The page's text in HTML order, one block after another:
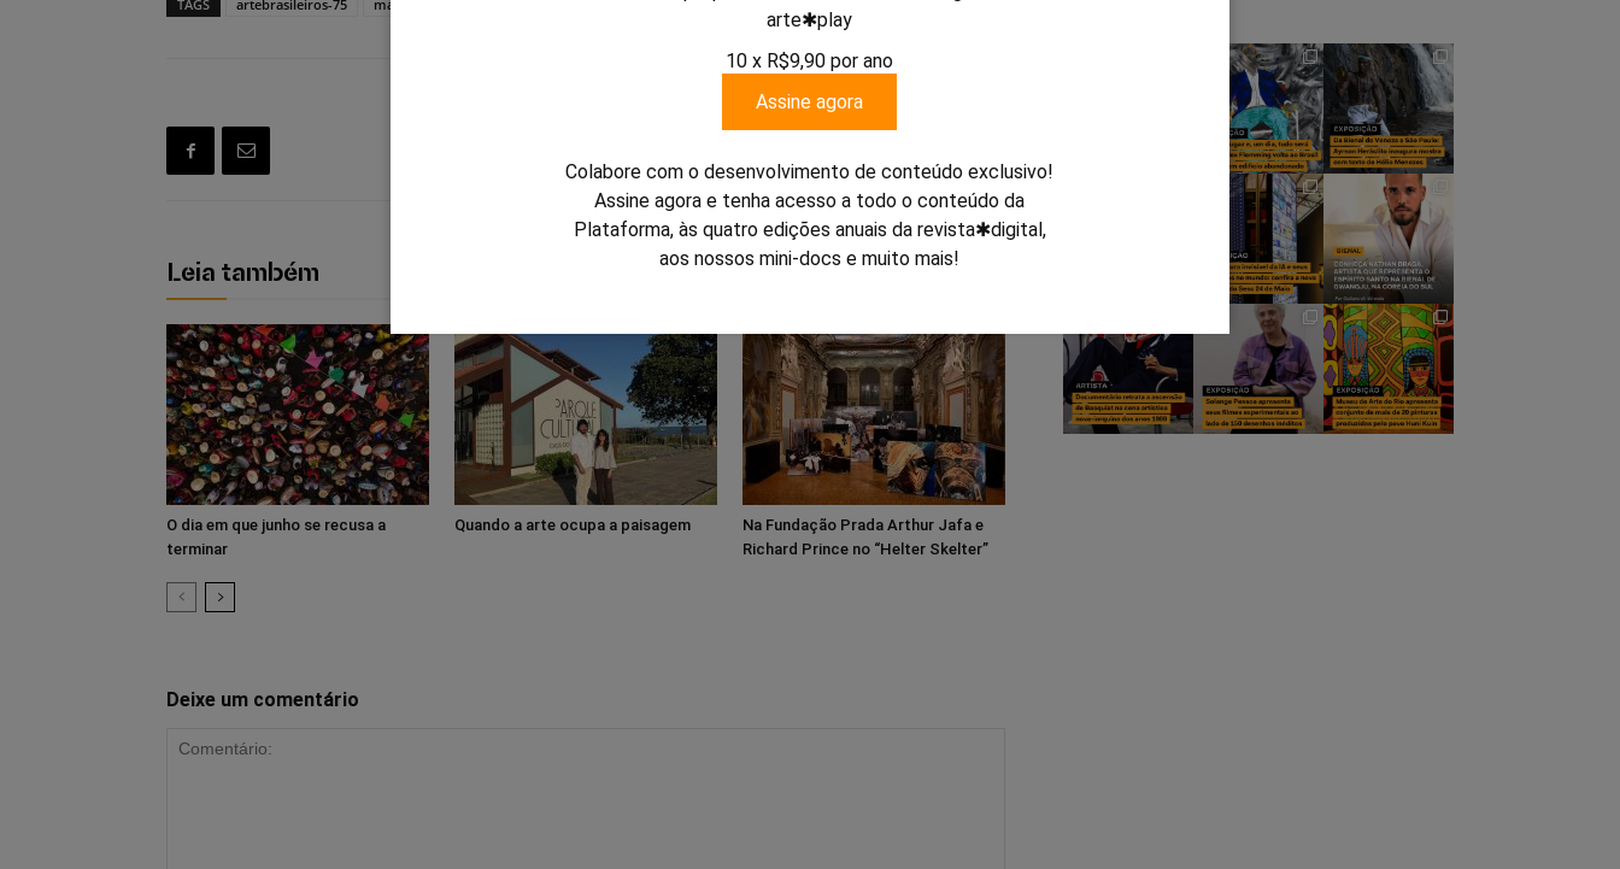
arte✱play
10 x R$9,90 por ano
Assine agora
Colabore com o desenvolvimento de conteúdo exclusivo!
Assine agora e tenha acesso a todo o conteúdo da
Plataforma, às quatro edições anuais da revista✱digital,
aos nossos mini-docs e muito mais!
TAGS artebrasileiros-75 masp
Leia também
O dia em que junho se recusa a
terminar
Quando a arte ocupa a paisagem
Na Fundação Prada Arthur Jafa e
Richard Prince no “Helter Skelter”
Deixe um comentário